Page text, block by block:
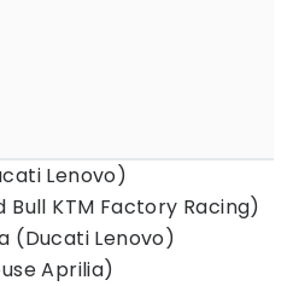
Lenovo)
Bull KTM Factory Racing)
(Ducati Lenovo)
Aprilia)